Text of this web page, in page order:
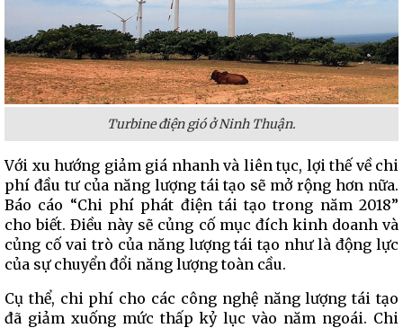
Turbine điện gió ở Ninh Thuận.
Với xu hướng giảm giá nhanh và liên tục, lợi thế về chi
phí đầu tư của năng lượng tái tạo sẽ mở rộng hơn nữa.
Báo cáo “Chi phí phát điện tái tạo trong năm 2018”
cho biết. Điều này sẽ củng cố mục đích kinh doanh và
củng cố vai trò của năng lượng tái tạo như là động lực
của sự chuyển đổi năng lượng toàn cầu.
Cụ thể, chi phí cho các công nghệ năng lượng tái tạo
đã giảm xuống mức thấp kỷ lục vào năm ngoái. Chi